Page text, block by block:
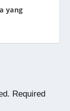
yang
Required